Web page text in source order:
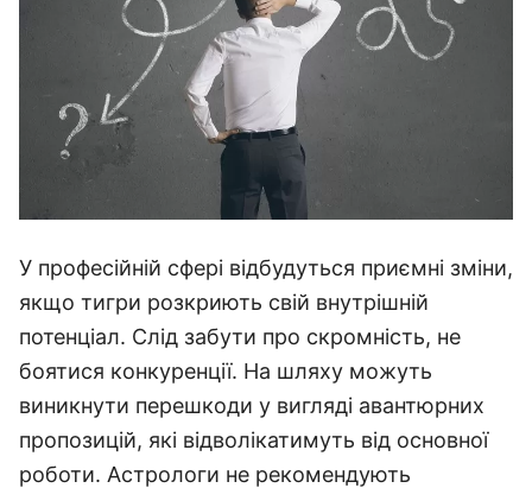
У професійній сфері відбудуться приємні зміни,
якщо тигри розкриють свій внутрішній
потенціал. Слід забути про скромність, не
боятися конкуренції. На шляху можуть
виникнути перешкоди у вигляді авантюрних
пропозицій, які відволікатимуть від основної
роботи. Астрологи не рекомендують